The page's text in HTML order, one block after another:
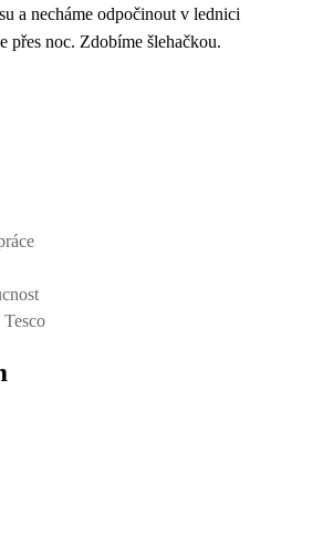
a necháme odpočinout v lednici
přes noc. Zdobíme šlehačkou.